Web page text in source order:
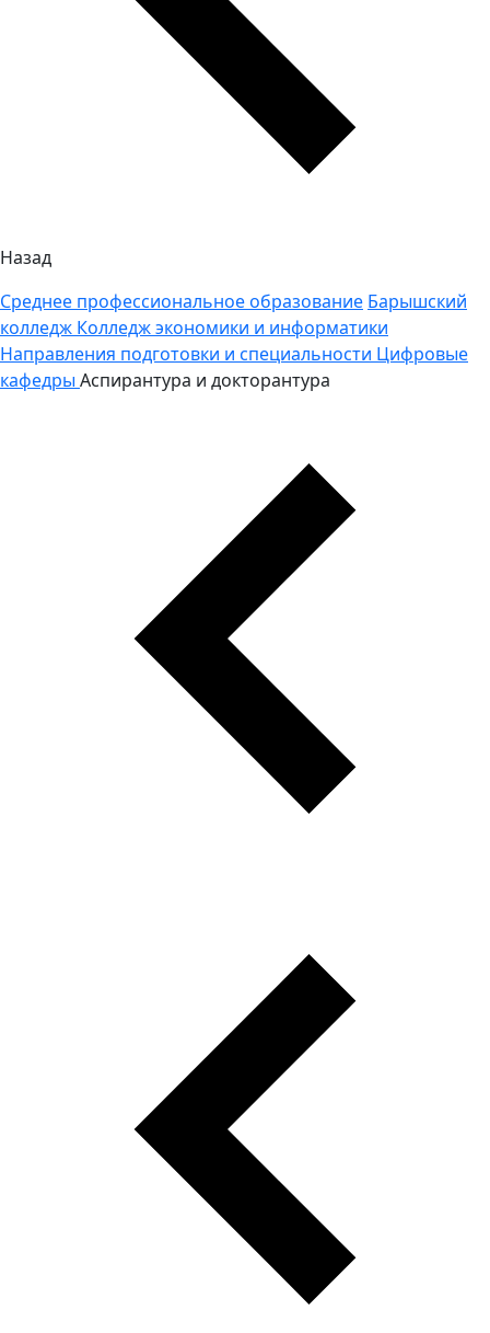
Назад
Среднее профессиональное образование Барышский
колледж Колледж экономики и информатики
Направления подготовки и специальности Цифровые
кафедры Аспирантура и докторантура